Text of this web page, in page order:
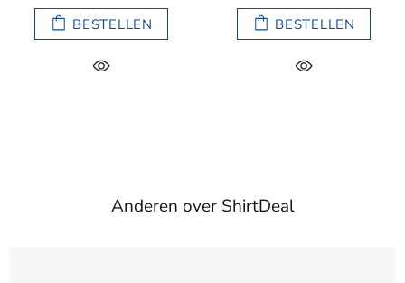
BESTELLEN BESTELLEN
Anderen over ShirtDeal